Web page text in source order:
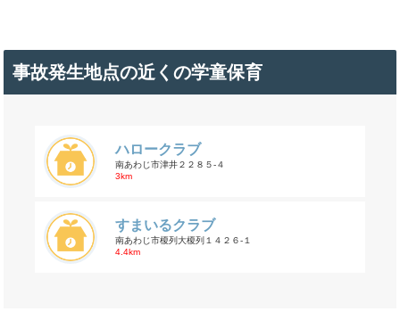
事故発生地点の近くの学童保育
ハロークラブ
南あわじ市津井２２８５-４
3km
すまいるクラブ
南あわじ市榎列大榎列１４２６-１
4.4km